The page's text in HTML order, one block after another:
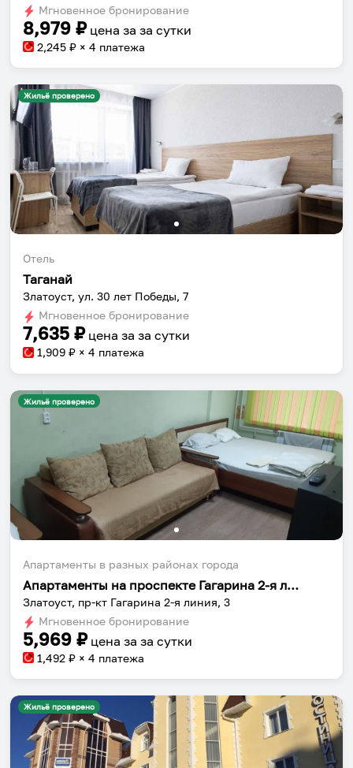
changing
dates.
changing
dates.
Мгновенное бронирование
8,979 ₽ цена за за сутки
2,245 ₽ × 4 платежа
Жильё проверено
Отель
Таганай
Златоуст, ул. 30 лет Победы, 7
Мгновенное бронирование
7,635 ₽ цена за за сутки
1,909 ₽ × 4 платежа
Жильё проверено
Апартаменты в разных районах города
Апартаменты на проспекте Гагарина 2-я линия 3
Златоуст, пр-кт Гагарина 2-я линия, 3
Мгновенное бронирование
5,969 ₽ цена за за сутки
1,492 ₽ × 4 платежа
Жильё проверено